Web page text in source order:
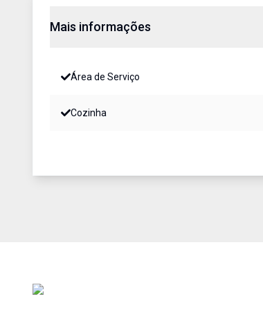
Mais informações
Área de Serviço
Cozinha